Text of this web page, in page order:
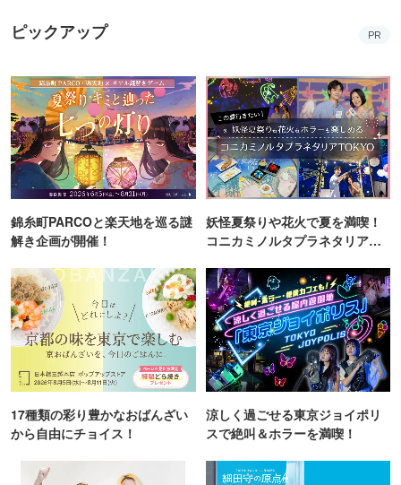
ピックアップ PR
錦糸町PARCOと楽天地を巡る謎
解き企画が開催！
妖怪夏祭りや花火で夏を満喫！
コニカミノルタプラネタリア
17種類の彩り豊かなおばんざい
から自由にチョイス！
涼しく過ごせる東京ジョイポリ
スで絶叫＆ホラーを満喫！